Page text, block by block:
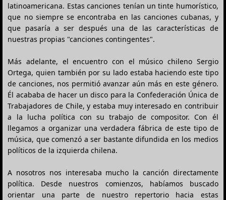
latinoamericana. Estas canciones tenían un tinte humorístico,
que no siempre se encontraba en las canciones cubanas, y
que pasaría a ser después una de las características de
nuestras propias "canciones contingentes".
Más adelante, el encuentro con el músico chileno Sergio
Ortega, quien también por su lado estaba haciendo este tipo
de canciones, nos permitió avanzar aún más en este género.
Él acababa de hacer un disco para la Confederación Única de
Trabajadores de Chile, y estaba muy interesado en contribuir
a la lucha política con su trabajo de compositor. Con él
llegamos a organizar una verdadera fábrica de este tipo de
música, que comenzó a ser bastante difundida en los medios
políticos de la izquierda chilena.
A nosotros nos interesaba mucho la canción directamente
política. Desde nuestros comienzos, habíamos buscado
orientar una parte de nuestro repertorio hacia estas